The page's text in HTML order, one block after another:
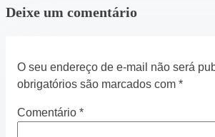
Deixe um comentário
O seu endereço de e-mail não será
obrigatórios são marcados com *
Comentário *